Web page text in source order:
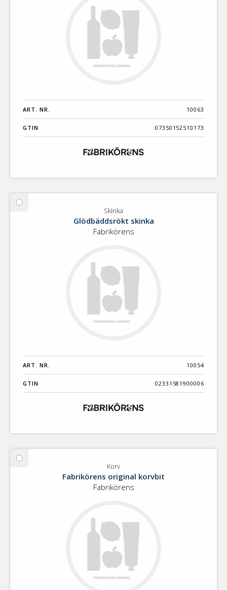
ART. NR. 10063
GTIN 07350152510173
Välj
Skinka
Glödbäddsrökt skinka
Fabrikörens
ART. NR. 10054
GTIN 02331581900006
Välj
Korv
Fabrikörens original korvbit
Fabrikörens